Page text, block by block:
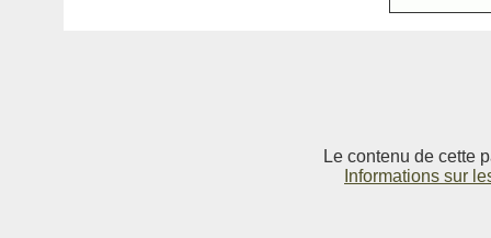
Le contenu de cette
Informations sur